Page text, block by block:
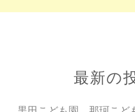
最新の